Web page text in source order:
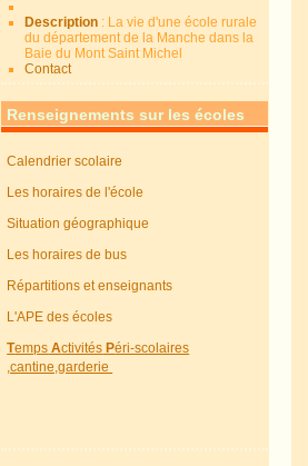
Description : La vie d'une école rurale
du département de la Manche dans la
Baie du Mont Saint Michel
Contact
Renseignements sur les écoles
Calendrier scolaire
Les horaires de l'école
Situation géographique
Les horaires de bus
Répartitions et enseignants
L'APE des écoles
Temps Activités Péri-scolaires
,cantine,garderie